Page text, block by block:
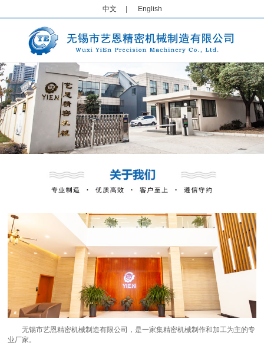
中文 English
1
无锡市艺恩精密机械制造有限公司，是一家集精密机械制作和加工为主的专
业厂家。